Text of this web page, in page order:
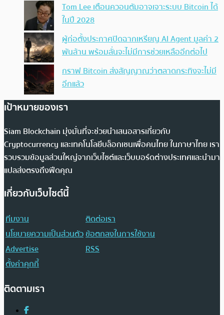
Tom Lee เตือนควอนตัมอาจเจาะระบบ Bitcoin ได้
ในปี 2028
ผู้ก่อตั้งประกาศปิดฉากเหรียญ AI Agent มูลค่า 2
พันล้าน พร้อมลั่นจะไม่มีการช่วยเหลืออีกต่อไป
กราฟ Bitcoin ส่งสัญญาณว่าตลาดกระทิงจะไม่มี
อีกแล้ว
เป้าหมายของเรา
Siam Blockchain มุ่งมั่นที่จะช่วยนำเสนอสารเกี่ยวกับ
Cryptocurrency และเทคโนโลยีบล็อกเชนเพื่อคนไทย ในภาษาไทย เรา
รวบรวมข้อมูลส่วนใหญ่จากเว็บไซต์และเว็บบอร์ดต่างประเทศและนำมา
แปลส่งตรงถึงฟีดคุณ
เกี่ยวกับเว็บไซต์นี้
ทีมงาน
ติดต่อเรา
นโยบายความเป็นส่วนตัวข้อตกลงในการใช้งาน
Advertise
RSS
ตั้งค่าคุกกี้
ติดตามเรา